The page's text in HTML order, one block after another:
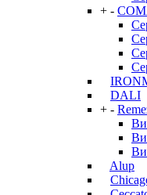
+ -
DALI
+ -
Alup